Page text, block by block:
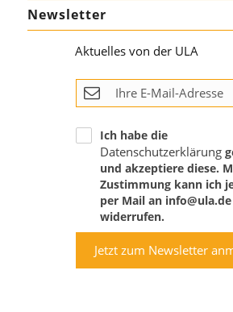
Newsletter
Jetzt zum Newsletter
Aktuelles von der ULA
Ich habe die
Datenschutzerklärung
und akzeptiere diese.
Zustimmung kann ich
per Mail an info@ula.de
widerrufen.